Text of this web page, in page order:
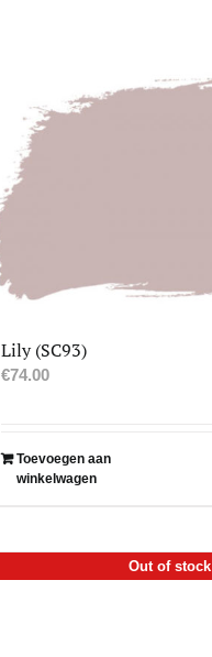
Lily (SC93)
€74.00
Toevoegen aan
winkelwagen
Out of stock